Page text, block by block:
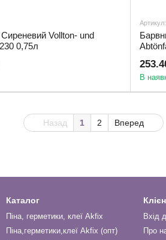
Vollton- und
0,75л
В
Назад 1 2 Вперед
Каталог
Піна, герметики, клеї Akfix
Піна,герметики,клеї Akfix (опт)
Вхід
Про